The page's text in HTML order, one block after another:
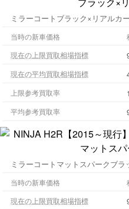
ミラーコートブラック×リアルカ
当時の新車価格
現在の上限買取相場指標
現在の平均買取相場指標
上限参考買取率
平均参考買取率
ミラーコートマットスパークブラ
当時の新車価格
現在の上限買取相場指標